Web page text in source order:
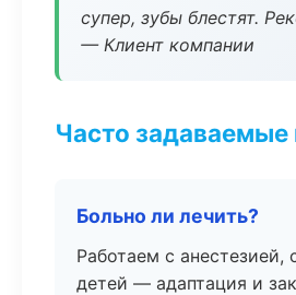
супер, зубы блестят.
— Клиент компании
Часто
Больно ли лечить?
Работаем с анестезией,
детей — адаптация и